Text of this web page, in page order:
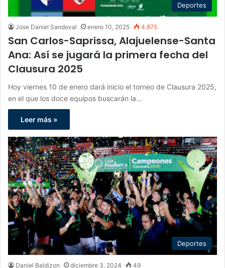
Deportes
Jose Daniel Sandoval enero 10, 2025 4.875
San Carlos-Saprissa, Alajuelense-Santa
Ana: Así se jugará la primera fecha del
Clausura 2025
Hoy viernes 10 de enero dará inicio el torneo de Clausura 2025,
en el que los doce equipos buscarán la…
Leer más »
Deportes
Daniel Baldizon diciembre 3, 2024 49